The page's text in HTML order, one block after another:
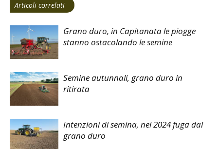
Articoli correlati
Grano duro, in Capitanata le piogge
stanno ostacolando le semine
Semine autunnali, grano duro in
ritirata
Intenzioni di semina, nel 2024 fuga dal
grano duro